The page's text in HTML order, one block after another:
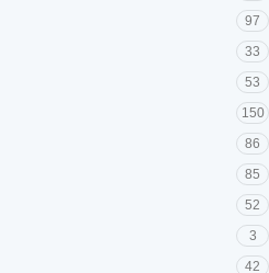
97
33
53
150
86
85
52
3
42